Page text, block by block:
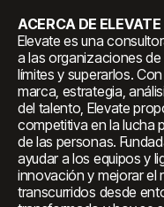
ACERCA DE ELEVATE
Elevate es una
a las organizaciones
límites y superarlos.
marca, estrategia,
del talento, Elevate
competitiva en la lucha
de las personas.
ayudar a los equipos y
innovación y mejorar el
transcurridos desde